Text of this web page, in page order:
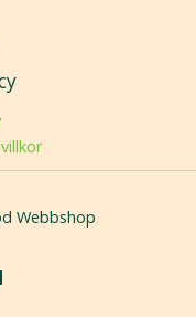
Webbshop